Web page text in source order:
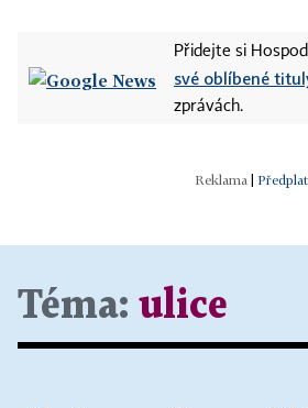
Přidejte si
své oblíbené
zprávách.
|
Téma: ulice